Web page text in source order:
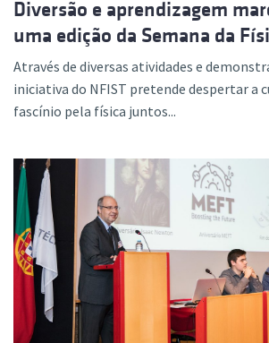
Diversão e aprendizagem
uma edição da Semana da
Através de diversas atividades e
iniciativa do NFIST pretende despertar a
fascínio pela física juntos...